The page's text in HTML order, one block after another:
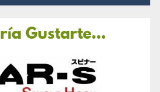
Gustarte...